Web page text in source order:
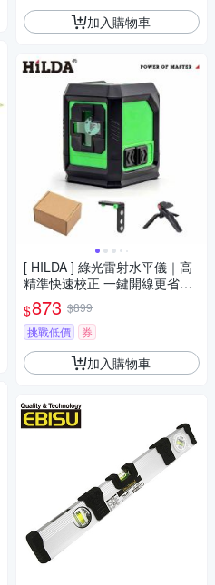
加入購物車
[ HILDA ] 綠光雷射水平儀｜高
精準快速校正 一鍵開線更省時
四顆強磁 可直接吸附在金屬表
面 LS-298
$873 $899
挑戰低價
券
加入購物車